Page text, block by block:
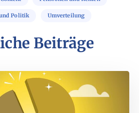
Politik Umverteilung
Beiträge